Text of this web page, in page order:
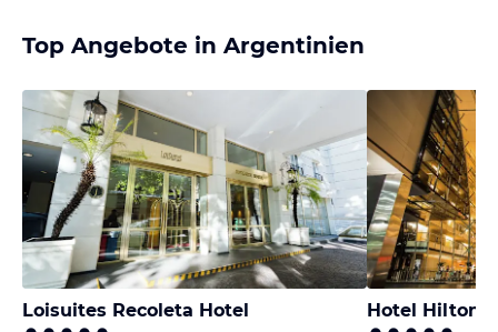
Top Angebote in Argentinien
Loisuites Recoleta Hotel Hotel Hilton